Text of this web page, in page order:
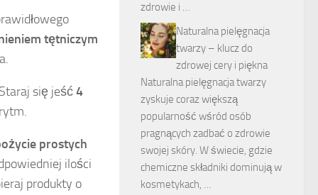
tętniczym
Staraj się jeść4
prostych
ilości
produkty o
zdrowie i …
Naturalna pielęgnacja
twarzy – klucz do
zdrowej cery i piękna
Naturalna pielęgnacja twarzy
zyskuje coraz większą
popularność wśród osób
pragnących zadbać o zdrowie
swojej skóry. W świecie, gdzie
chemiczne składniki dominują w
kosmetykach, …